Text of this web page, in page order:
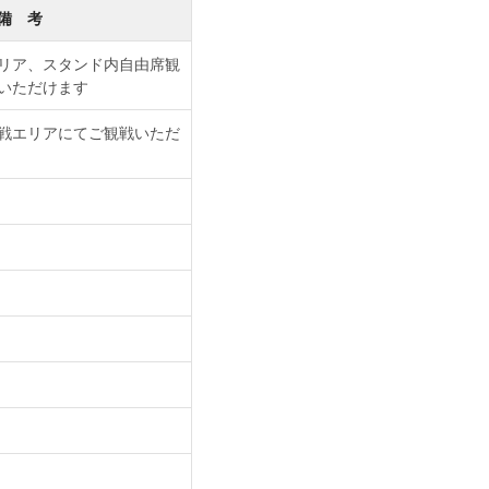
考
ア、スタンド内自由席観
ただけます
エリアにてご観戦いただ